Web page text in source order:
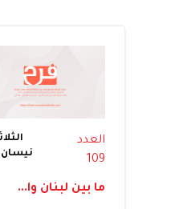
العدد
109
نيسان 2026
ما بين لبنان وا...